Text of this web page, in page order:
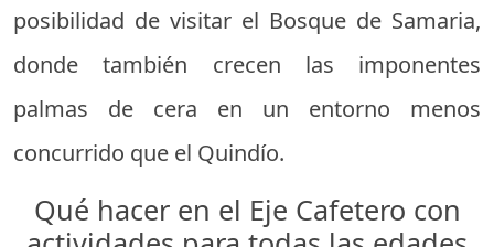
posibilidad de visitar el Bosque de Samaria,
donde también crecen las imponentes
palmas de cera en un entorno menos
concurrido que el Quindío.
Qué hacer en el Eje Cafetero con